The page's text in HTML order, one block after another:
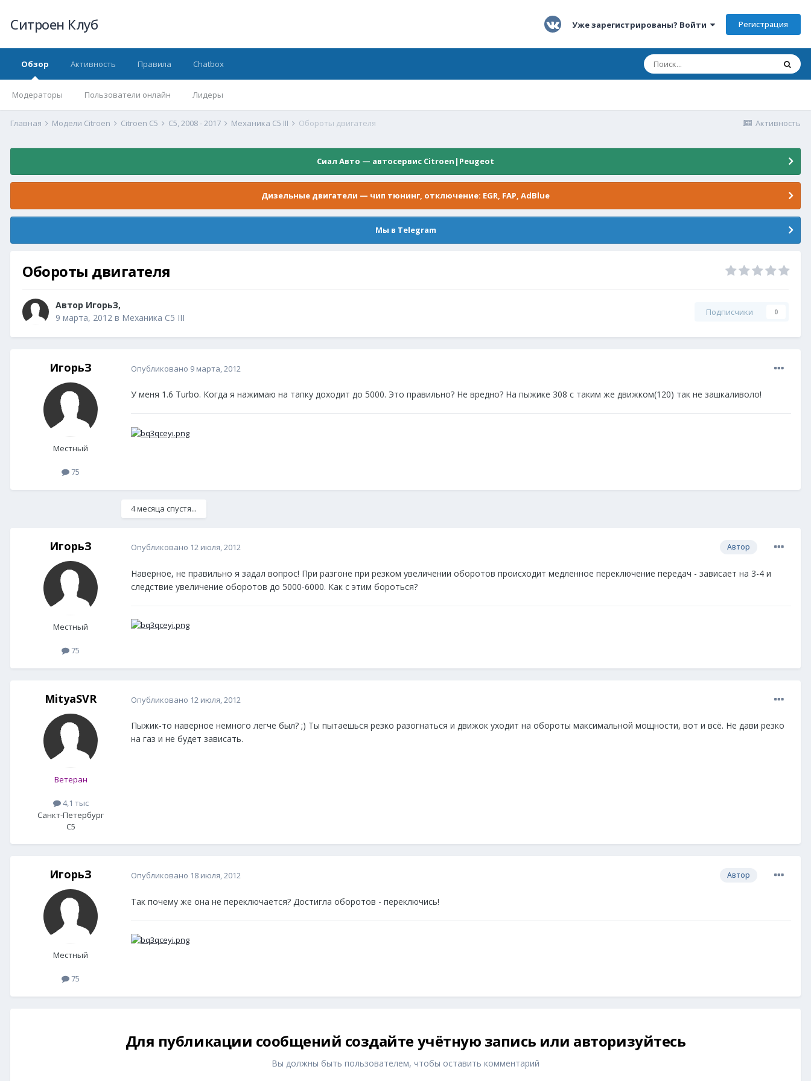
Ситроен Клуб Уже зарегистрированы? Войти Регистрация
Обзор
Модераторы Пользователи онлайн Лидеры
Активность Правила Chatbox
Активность
Главная Модели Citroen Citroen C5 С5, 2008 - 2017 Механика C5 III Обороты двигателя
Сиал Авто — автосервис Citroen|Peugeot
Дизельные двигатели — чип тюнинг, отключение: EGR, FAP, AdBlue
Мы в Telegram
Обороты двигателя
Автор ИгорьЗ,
9 марта, 2012 в Механика C5 III Подписчики 0
ИгорьЗ
Местный
75
Опубликовано 9 марта, 2012
У меня 1.6 Turbo. Когда я нажимаю на тапку доходит до 5000. Это правильно? Не вредно? На пыжике 308 с таким же движком(120) так не зашкаливоло!
4 месяца спустя...
ИгорьЗ
Местный
75
Автор
Опубликовано 12 июля, 2012
Наверное, не правильно я задал вопрос! При разгоне при резком увеличении оборотов происходит медленное переключение передач - зависает на 3-4 и
следствие увеличение оборотов до 5000-6000. Как с этим бороться?
MityaSVR
Ветеран
4,1 тыс
Санкт-Петербург
C5
Опубликовано 12 июля, 2012
Пыжик-то наверное немного легче был? ;) Ты пытаешься резко разогнаться и движок уходит на обороты максимальной мощности, вот и всё. Не дави резко
на газ и не будет зависать.
ИгорьЗ
Местный
75
Автор
Опубликовано 18 июля, 2012
Так почему же она не переключается? Достигла оборотов - переключись!
Для публикации сообщений создайте учётную запись или авторизуйтесь
Вы должны быть пользователем, чтобы оставить комментарий